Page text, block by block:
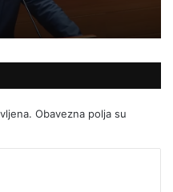
Obavezna polja su